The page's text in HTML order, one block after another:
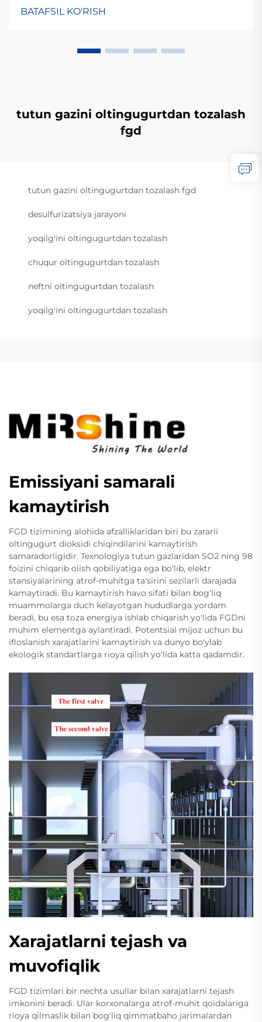
BATAFSIL KO'RISH
tutun gazini oltingugurtdan tozalash
fgd
tutun gazini oltingugurtdan tozalash fgd
desulfurizatsiya jarayoni
yoqilg'ini oltingugurtdan tozalash
chuqur oltingugurtdan tozalash
neftni oltingugurtdan tozalash
yoqilg'ini oltingugurtdan tozalash
Emissiyani samarali
kamaytirish
FGD tizimining alohida afzalliklaridan biri bu zararli
oltingugurt dioksidi chiqindilarini kamaytirish
samaradorligidir. Texnologiya tutun gazlaridan SO2 ning 98
foizini chiqarib olish qobiliyatiga ega bo'lib, elektr
stansiyalarining atrof-muhitga ta'sirini sezilarli darajada
kamaytiradi. Bu kamaytirish havo sifati bilan bog'liq
muammolarga duch kelayotgan hududlarga yordam
beradi, bu esa toza energiya ishlab chiqarish yo'lida FGDni
muhim elementga aylantiradi. Potentsial mijoz uchun bu
ifloslanish xarajatlarini kamaytirish va dunyo bo'ylab
ekologik standartlarga rioya qilish yo'lida katta qadamdir.
Xarajatlarni tejash va
muvofiqlik
FGD tizimlari bir nechta usullar bilan xarajatlarni tejash
imkonini beradi. Ular korxonalarga atrof-muhit qoidalariga
rioya qilmaslik bilan bog'liq qimmatbaho jarimalardan